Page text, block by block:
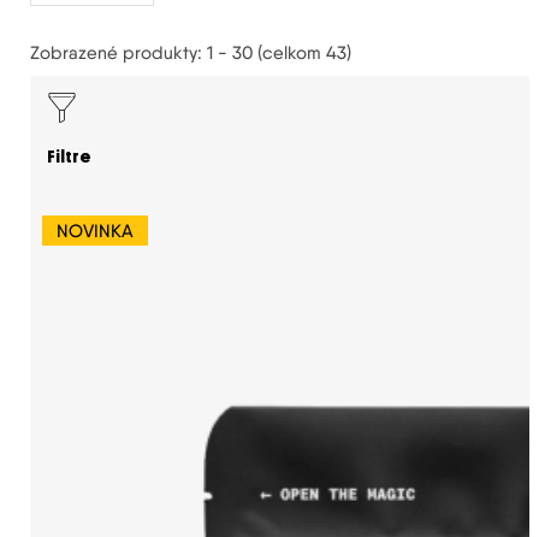
Zobrazené produkty: 1 - 30 (celkom 43)
Filtre
NOVINKA